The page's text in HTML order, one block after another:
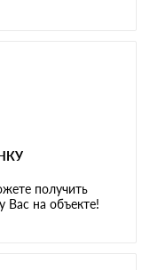
получить
Вас на объекте!